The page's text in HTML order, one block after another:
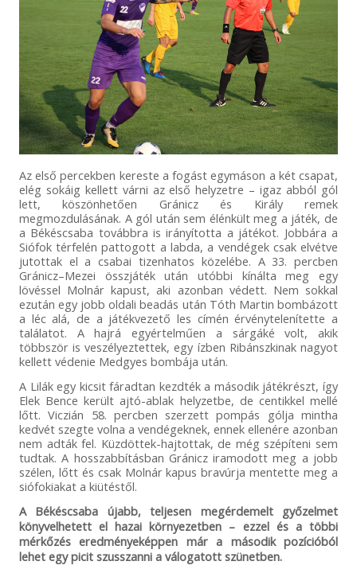
Az első percekben kereste a fogást egymáson a két csapat,
elég sokáig kellett várni az első helyzetre – igaz abból gól
lett, köszönhetően Gránicz és Király remek
megmozdulásának. A gól után sem élénkült meg a játék, de
a Békéscsaba továbbra is irányította a játékot. Jobbára a
Siófok térfelén pattogott a labda, a vendégek csak elvétve
jutottak el a csabai tizenhatos közelébe. A 33. percben
Gránicz–Mezei összjáték után utóbbi kínálta meg egy
lövéssel Molnár kapust, aki azonban védett. Nem sokkal
ezután egy jobb oldali beadás után Tóth Martin bombázott
a léc alá, de a játékvezető les címén érvénytelenítette a
találatot. A hajrá egyértelműen a sárgáké volt, akik
többször is veszélyeztettek, egy ízben Ribánszkinak nagyot
kellett védenie Medgyes bombája után.
A Lilák egy kicsit fáradtan kezdték a második játékrészt, így
Elek Bence került ajtó-ablak helyzetbe, de centikkel mellé
lőtt. Viczián 58. percben szerzett pompás gólja mintha
kedvét szegte volna a vendégeknek, ennek ellenére azonban
nem adták fel. Küzdöttek-hajtottak, de még szépíteni sem
tudtak. A hosszabbításban Gránicz iramodott meg a jobb
szélen, lőtt és csak Molnár kapus bravúrja mentette meg a
siófokiakat a kiütéstől.
A Békéscsaba újabb, teljesen megérdemelt győzelmet
könyvelhetett el hazai környezetben – ezzel és a többi
mérkőzés eredményeképpen már a második pozícióból
lehet egy picit szusszanni a válogatott szünetben.